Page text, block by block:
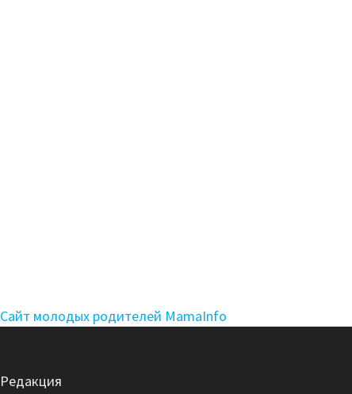
Сайт молодых родителей MamaInfo
Редакция